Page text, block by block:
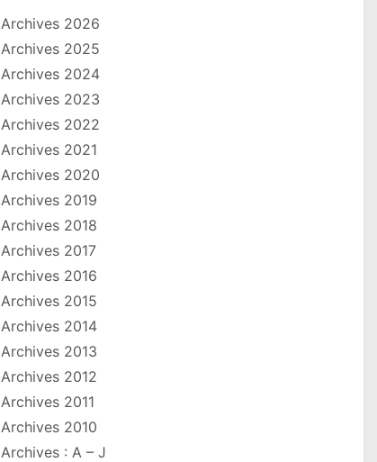
Archives 2026
Archives 2025
Archives 2024
Archives 2023
Archives 2022
Archives 2021
Archives 2020
Archives 2019
Archives 2018
Archives 2017
Archives 2016
Archives 2015
Archives 2014
Archives 2013
Archives 2012
Archives 2011
Archives 2010
Archives : A – J